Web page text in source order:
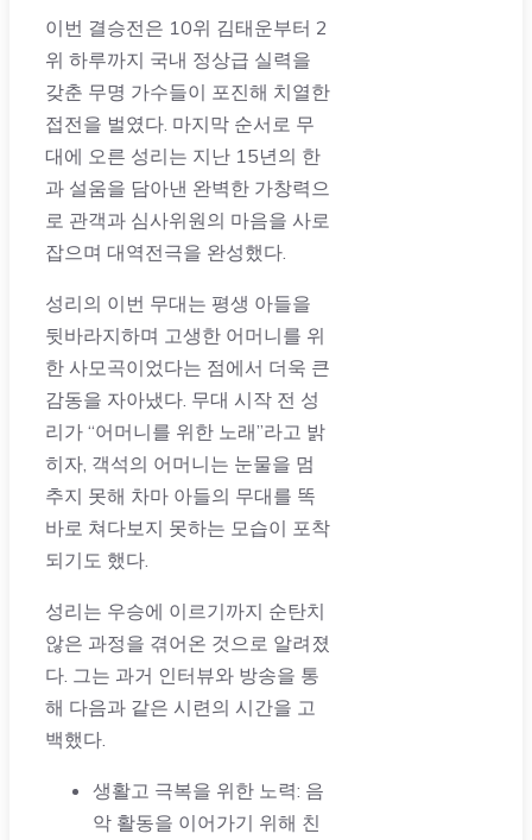
이번 결승전은 10위 김태운부터 2
위 하루까지 국내 정상급 실력을
갖춘 무명 가수들이 포진해 치열한
접전을 벌였다. 마지막 순서로 무
대에 오른 성리는 지난 15년의 한
과 설움을 담아낸 완벽한 가창력으
로 관객과 심사위원의 마음을 사로
잡으며 대역전극을 완성했다.
성리의 이번 무대는 평생 아들을
뒷바라지하며 고생한 어머니를 위
한 사모곡이었다는 점에서 더욱 큰
감동을 자아냈다. 무대 시작 전 성
리가 “어머니를 위한 노래”라고 밝
히자, 객석의 어머니는 눈물을 멈
추지 못해 차마 아들의 무대를 똑
바로 쳐다보지 못하는 모습이 포착
되기도 했다.
성리는 우승에 이르기까지 순탄치
않은 과정을 겪어온 것으로 알려졌
다. 그는 과거 인터뷰와 방송을 통
해 다음과 같은 시련의 시간을 고
백했다.
생활고 극복을 위한 노력: 음
악 활동을 이어가기 위해 친